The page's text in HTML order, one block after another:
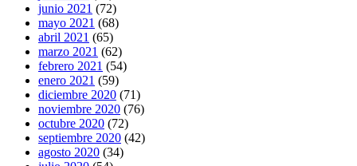
junio 2021 (72)
mayo 2021 (68)
abril 2021 (65)
marzo 2021 (62)
febrero 2021 (54)
enero 2021 (59)
diciembre 2020 (71)
noviembre 2020 (76)
octubre 2020 (72)
septiembre 2020 (42)
agosto 2020 (34)